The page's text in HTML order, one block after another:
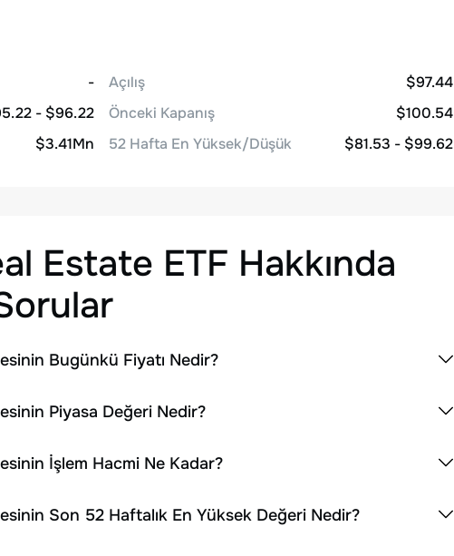
-
- $96.22
$3.41Mn
Açılış
$97.44
Önceki Kapanış
$100.54
52 Hafta En Yüksek/Düşük
$81.53 - $99.62
Estate ETF Hakkında
Bugünkü Fiyatı Nedir?
Piyasa Değeri Nedir?
İşlem Hacmi Ne Kadar?
Son 52 Haftalık En Yüksek Değeri Nedir?